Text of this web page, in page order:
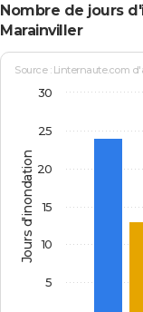
Nombre de jours
Marainviller
Jours d'inondation
Source : Linternaute.com
5
10
15
20
25
30